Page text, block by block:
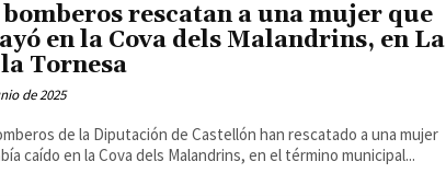
rescatan a una mujer que
en la Cova dels Malandrins, en La
Tornesa
de 2025
de la Diputación de Castellón han rescatado a una mujer
caído en la Cova dels Malandrins, en el término municipal...